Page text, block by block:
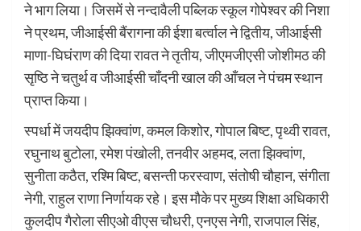
ने भाग लिया। जिसमें से नन्दावैली पब्लिक स्कूल गोपेश्वर की निशा
ने प्रथम, जीआईसी बैंरागना की ईशा बर्त्वाल ने द्वितीय, जीआईसी
माणा-घिघंराण की दिया रावत ने तृतीय, जीएमजीएसी जोशीमठ की
सृष्ठि ने चतुर्थ व जीआईसी चाँदनी खाल की आँचल ने पंचम स्थान
प्राप्त किया।
स्पर्धा में जयदीप झिक्वांण, कमल किशोर, गोपाल बिष्ट, पृथ्वी रावत,
रघुनाथ बुटोला, रमेश पंखोली, तनवीर अहमद, लता झिक्वांण,
सुनीता कठैत, रश्मि बिष्ट, बसन्ती फरस्वाण, संतोषी चौहान, संगीता
नेगी, राहुल राणा निर्णायक रहे। इस मौके पर मुख्य शिक्षा अधिकारी
कुलदीप गैरोला सीएओ वीएस चौधरी, एनएस नेगी, राजपाल सिंह,